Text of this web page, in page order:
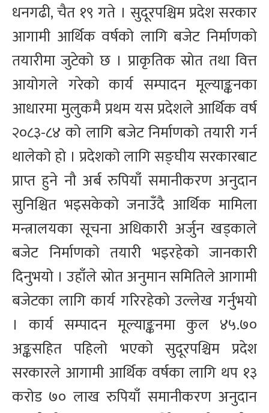
धनगढी, चैत १९ गते । सुदूरपश्चिम प्रदेश सरकार
आगामी आर्थिक वर्षको लागि बजेट निर्माणको
तयारीमा जुटेको छ । प्राकृतिक स्रोत तथा वित्त
आयोगले गरेको कार्य सम्पादन मूल्याङ्कनका
आधारमा मुलुकमै प्रथम यस प्रदेशले आर्थिक वर्ष
२०८३-८४ को लागि बजेट निर्माणको तयारी गर्न
थालेको हो । प्रदेशको लागि सङ्घीय सरकारबाट
प्राप्त हुने नौ अर्ब रुपियाँ समानीकरण अनुदान
सुनिश्चित भइसकेको जनाउँदै आर्थिक मामिला
मन्त्रालयका सूचना अधिकारी अर्जुन खड्काले
बजेट निर्माणको तयारी भइरहेको जानकारी
दिनुभयो । उहाँले स्रोत अनुमान समितिले आगामी
बजेटका लागि कार्य गरिरहेको उल्लेख गर्नुभयो
। कार्य सम्पादन मूल्याङ्कनमा कुल ४५.७०
अङ्कसहित पहिलो भएको सुदूरपश्चिम प्रदेश
सरकारले आगामी आर्थिक वर्षका लागि थप १३
करोड ७० लाख रुपियाँ समानीकरण अनुदान